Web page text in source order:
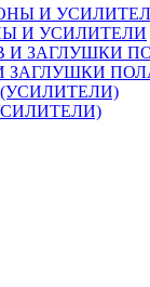
И УСИЛИТЕЛИ
ЗАГЛУШКИ